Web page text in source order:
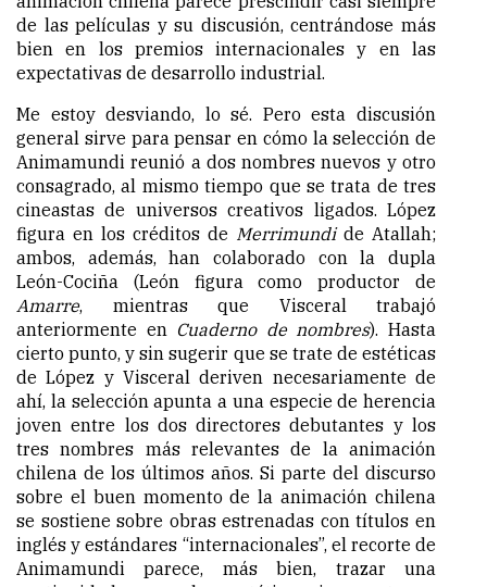
de las películas y su discusión, centrándose más
bien en los premios internacionales y en las
expectativas de desarrollo industrial.
Me estoy desviando, lo sé. Pero esta discusión
general sirve para pensar en cómo la selección de
Animamundi reunió a dos nombres nuevos y otro
consagrado, al mismo tiempo que se trata de tres
cineastas de universos creativos ligados. López
figura en los créditos de Merrimundi de Atallah;
ambos, además, han colaborado con la dupla
León-Cociña (León figura como productor de
Amarre, mientras que Visceral trabajó
anteriormente en Cuaderno de nombres). Hasta
cierto punto, y sin sugerir que se trate de estéticas
de López y Visceral deriven necesariamente de
ahí, la selección apunta a una especie de herencia
joven entre los dos directores debutantes y los
tres nombres más relevantes de la animación
chilena de los últimos años. Si parte del discurso
sobre el buen momento de la animación chilena
se sostiene sobre obras estrenadas con títulos en
inglés y estándares “internacionales”, el recorte de
Animamundi parece, más bien, trazar una